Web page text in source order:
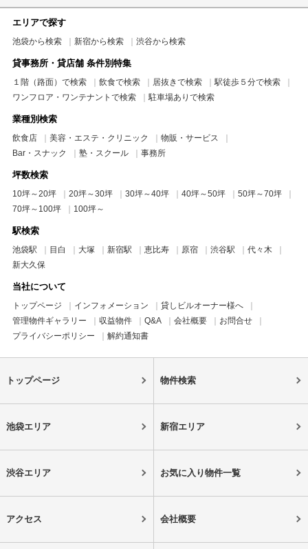
エリアで探す
池袋から検索 新宿から検索 渋谷から検索
貸事務所・貸店舗 条件別特集
１階（路面）で検索 飲食で検索 居抜きで検索
駅徒歩５分で検索
ワンフロア・ワンテナントで検索
駐車場ありで検索
業種別検索
飲食店 美容・エステ・クリニック
物販・サービス
Bar・スナック
塾・スクール 事務所
坪数検索
10坪～20坪 20坪～30坪 30坪～40坪 40坪～50坪
50坪～70坪
70坪～100坪
100坪～
駅検索
池袋駅 目白 大塚 新宿駅 恵比寿 原宿 渋谷駅
代々木
新大久保
当社について
トップページ インフォメーション
貸しビルオーナー様へ
管理物件ギャラリー
収益物件 Q&A 会社概要
お問合せ
プライバシーポリシー
解約通知書
トップページ 物件検索
池袋エリア 新宿エリア
渋谷エリア お気に入り物件一覧
アクセス 会社概要